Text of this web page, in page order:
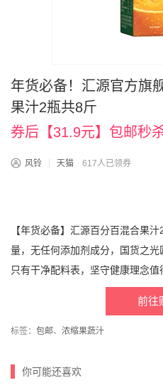
年货必备！汇源官方旗
果汁2瓶共8斤
券后【31.9元】包邮秒
风铃 天猫 617人已领券
【年货必备】汇源百分百混合果
量，无任何添加剂成分，国货之光
只有干净配料表，坚守健康理念值
前往
标签： 包邮、 浓缩果蔬汁
你可能还喜欢